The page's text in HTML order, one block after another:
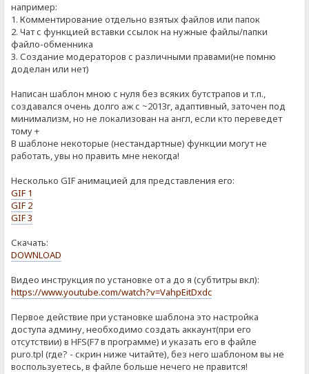
например:
1. Комментирование отдельно взятых файлов или папок
2. Чат с функцией вставки ссылок на нужные файлы/папки
файло-обменника
3. Создание модераторов с различными правами(не помню
доделан или нет)
Написан шаблон мною с нуля без всяких бутстрапов и т.п.,
создавался очень долго аж с ~2013г, адаптивный, заточен под
минимализм, но не локализован на англ, если кто переведет
тому +
В шаблоне некоторые (нестандартные) функции могут не
работать, увы но править мне некогда!
Несколько GIF анимацией для представления его:
GIF 1
GIF 2
GIF 3
Скачать:
DOWNLOAD
Видео инструкция по установке от а до я (субтитры вкл):
https://www.youtube.com/watch?v=VahpEitDxdc
Первое действие при установке шаблона это настройка
доступа админу, необходимо создать аккаунт(при его
отсутствии) в HFS(F7 в программе) и указать его в файле
puro.tpl (где? - скрин ниже читайте), без него шаблоном вы не
воспользуетесь, в файле больше нечего не правится!